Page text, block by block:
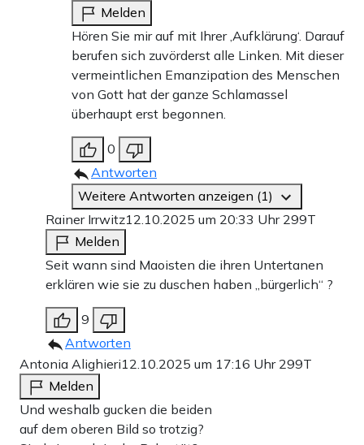
Melden
Hören Sie mir auf mit Ihrer ‚Aufklärung‘. Darauf
berufen sich zuvörderst alle Linken. Mit dieser
vermeintlichen Emanzipation des Menschen
von Gott hat der ganze Schlamassel
überhaupt erst begonnen.
0
Antworten
Weitere Antworten anzeigen (1)
Rainer Irrwitz12.10.2025 um 20:33 Uhr 299T
Melden
Seit wann sind Maoisten die ihren Untertanen
erklären wie sie zu duschen haben „bürgerlich“ ?
9
Antworten
Antonia Alighieri12.10.2025 um 17:16 Uhr 299T
Melden
Und weshalb gucken die beiden
auf dem oberen Bild so trotzig?